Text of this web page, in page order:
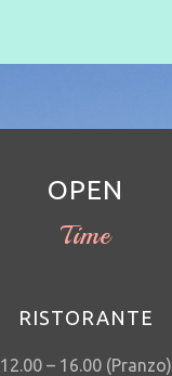
OPEN
Time
RISTORANTE
12.00 – 16.00 (Pranzo)